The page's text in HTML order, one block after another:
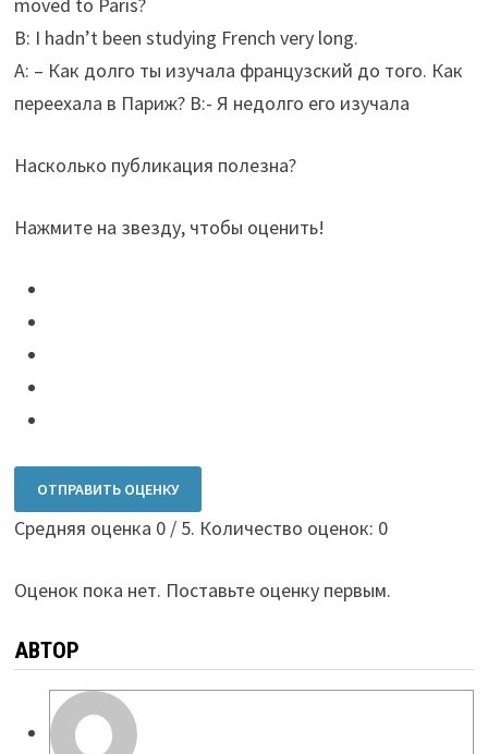
moved to Paris?
B: I hadn’t been studying French very long.
A: – Как долго ты изучала французский до того. Как
переехала в Париж? B:- Я недолго его изучала
Насколько публикация полезна?
Нажмите на звезду, чтобы оценить!
ОТПРАВИТЬ ОЦЕНКУ
Средняя оценка 0/ 5. Количество оценок: 0
Оценок пока нет. Поставьте оценку первым.
АВТОР